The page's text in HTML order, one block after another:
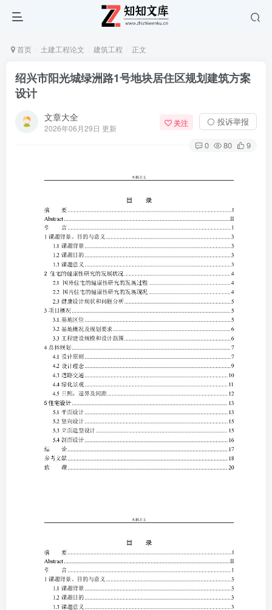
首页 土建工程论文 建筑工程 正文
绍兴市阳光城绿洲路1号地块居住区规划建筑方案
设计
文章大全
2026年06月29日 更新
关注 ⚪ 投诉举报
0 80 9